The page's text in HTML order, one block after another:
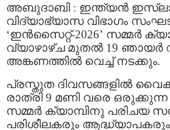
അബുദാബി : ഇന്ത്യൻ
വിദ്യാഭ്യാസ വിഭാഗം
‘ഇൻസൈറ്റ്-2026’ സമ്മർ
വ്യാഴാഴ്ച മുതൽ 19 ഞായർ
അങ്കണത്തിൽ വെച്ച് നടക്കും.
പ്രസ്തുത ദിവസങ്ങളിൽ
രാത്രി 9 മണി വരെ ഒരുക്കുന്ന
സമ്മർ ക്യാമ്പിനു പരിചയ
പരിശീലകരും